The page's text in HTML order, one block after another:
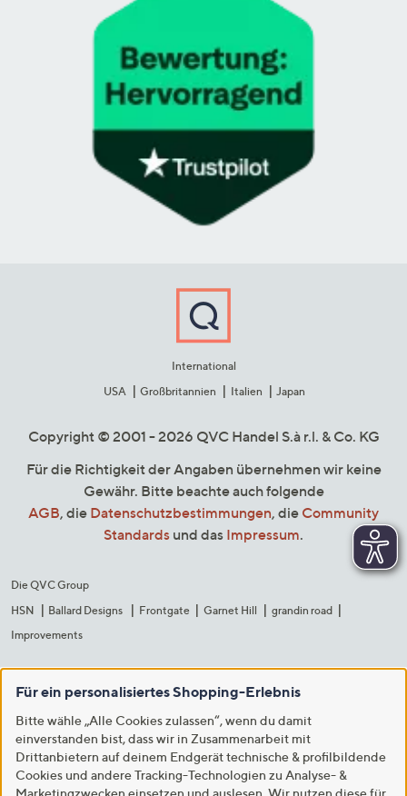
International
USA
Großbritannien Italien Japan
Copyright © 2001 - 2026 QVC Handel S.à r.l. & Co. KG
Für die Richtigkeit der Angaben übernehmen wir keine
Gewähr. Bitte beachte auch folgende
AGB, die Datenschutzbestimmungen, die Community
Standards und das Impressum.
Die QVC Group
HSN
Ballard Designs Frontgate Garnet Hill
grandin road
Improvements
Für ein personalisiertes Shopping-Erlebnis
Bitte wähle „Alle Cookies zulassen“, wenn du damit
einverstanden bist, dass wir in Zusammenarbeit mit
Drittanbietern auf deinem Endgerät technische & profilbildende
Cookies und andere Tracking-Technologien zu Analyse- &
Marketingzwecken einsetzen und auslesen. Wir nutzen diese für